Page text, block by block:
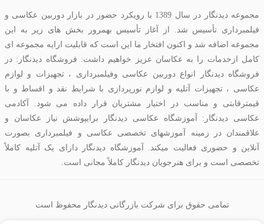
مجموعه دیدنگار در سال 1389 با رویکرد حضور در بازار دوربین عکاسی و
فیلمبرداری تأسیس شد. از آغاز تأسیس بهمرور بخش های زیر به این
مجموعه اضافه شد و اکنون افتخار ما این است که قابلیت ارایه مجموعه ای
کامل ازخدمات را به عکاسان عزیز خواهیم داشت: فروشگاه دیدنگار: در
فروشگاه دیدنگار انواع دوربین عکاسی وفیلمبرداری ، تجهیزات و لوازم
عکاسی ، تجهیزات آتلیه و لوازم نورپردازی با شرایط نقد و اقساط و با
قیمترقابتی و مناسب در اختیار مشتریان قرار داده می شود. آکادمی
عکاسی دیدنگار: آموزشگاه عکاسی دیدنگار برایپوشش نیاز عکاسان و
علاقمندان در زمینه آموزشهای تخصصی عکاسی و فیلمبرداری بصورت
آنلاین و حضوری فعالیت میکند. آموزشگاه دیدنگار دارای یک آتلیه کاملاً
تخصصی است و برای هنرجویان دیدنگار کاملاً مجانی است.
تمامی حقوق برای شرکت بازرگانی دیدنگار محفوظ است